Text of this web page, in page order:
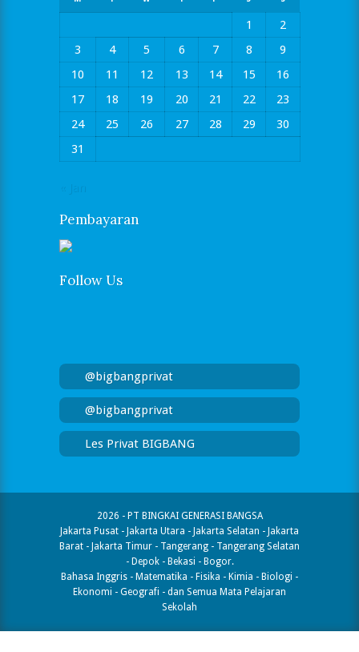
1
2
3
4 5 6 7 8
9
10
11 12 13 14 15
16
17
18 19 20 21 22
23
24
25 26 27 28 29
30
31
Pembayaran
Follow Us
@bigbangprivat
@bigbangprivat
Les Privat BIGBANG
2026 - PT BINGKAI GENERASI BANGSA
Jakarta Pusat - Jakarta Utara - Jakarta Selatan - Jakarta
Barat - Jakarta Timur - Tangerang - Tangerang Selatan
- Depok - Bekasi - Bogor.
Bahasa Inggris - Matematika - Fisika - Kimia - Biologi -
Ekonomi - Geografi​ - dan Semua Mata Pelajaran
Sekolah